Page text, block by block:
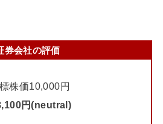
券会社の評価
株価10,000円
円(neutral)